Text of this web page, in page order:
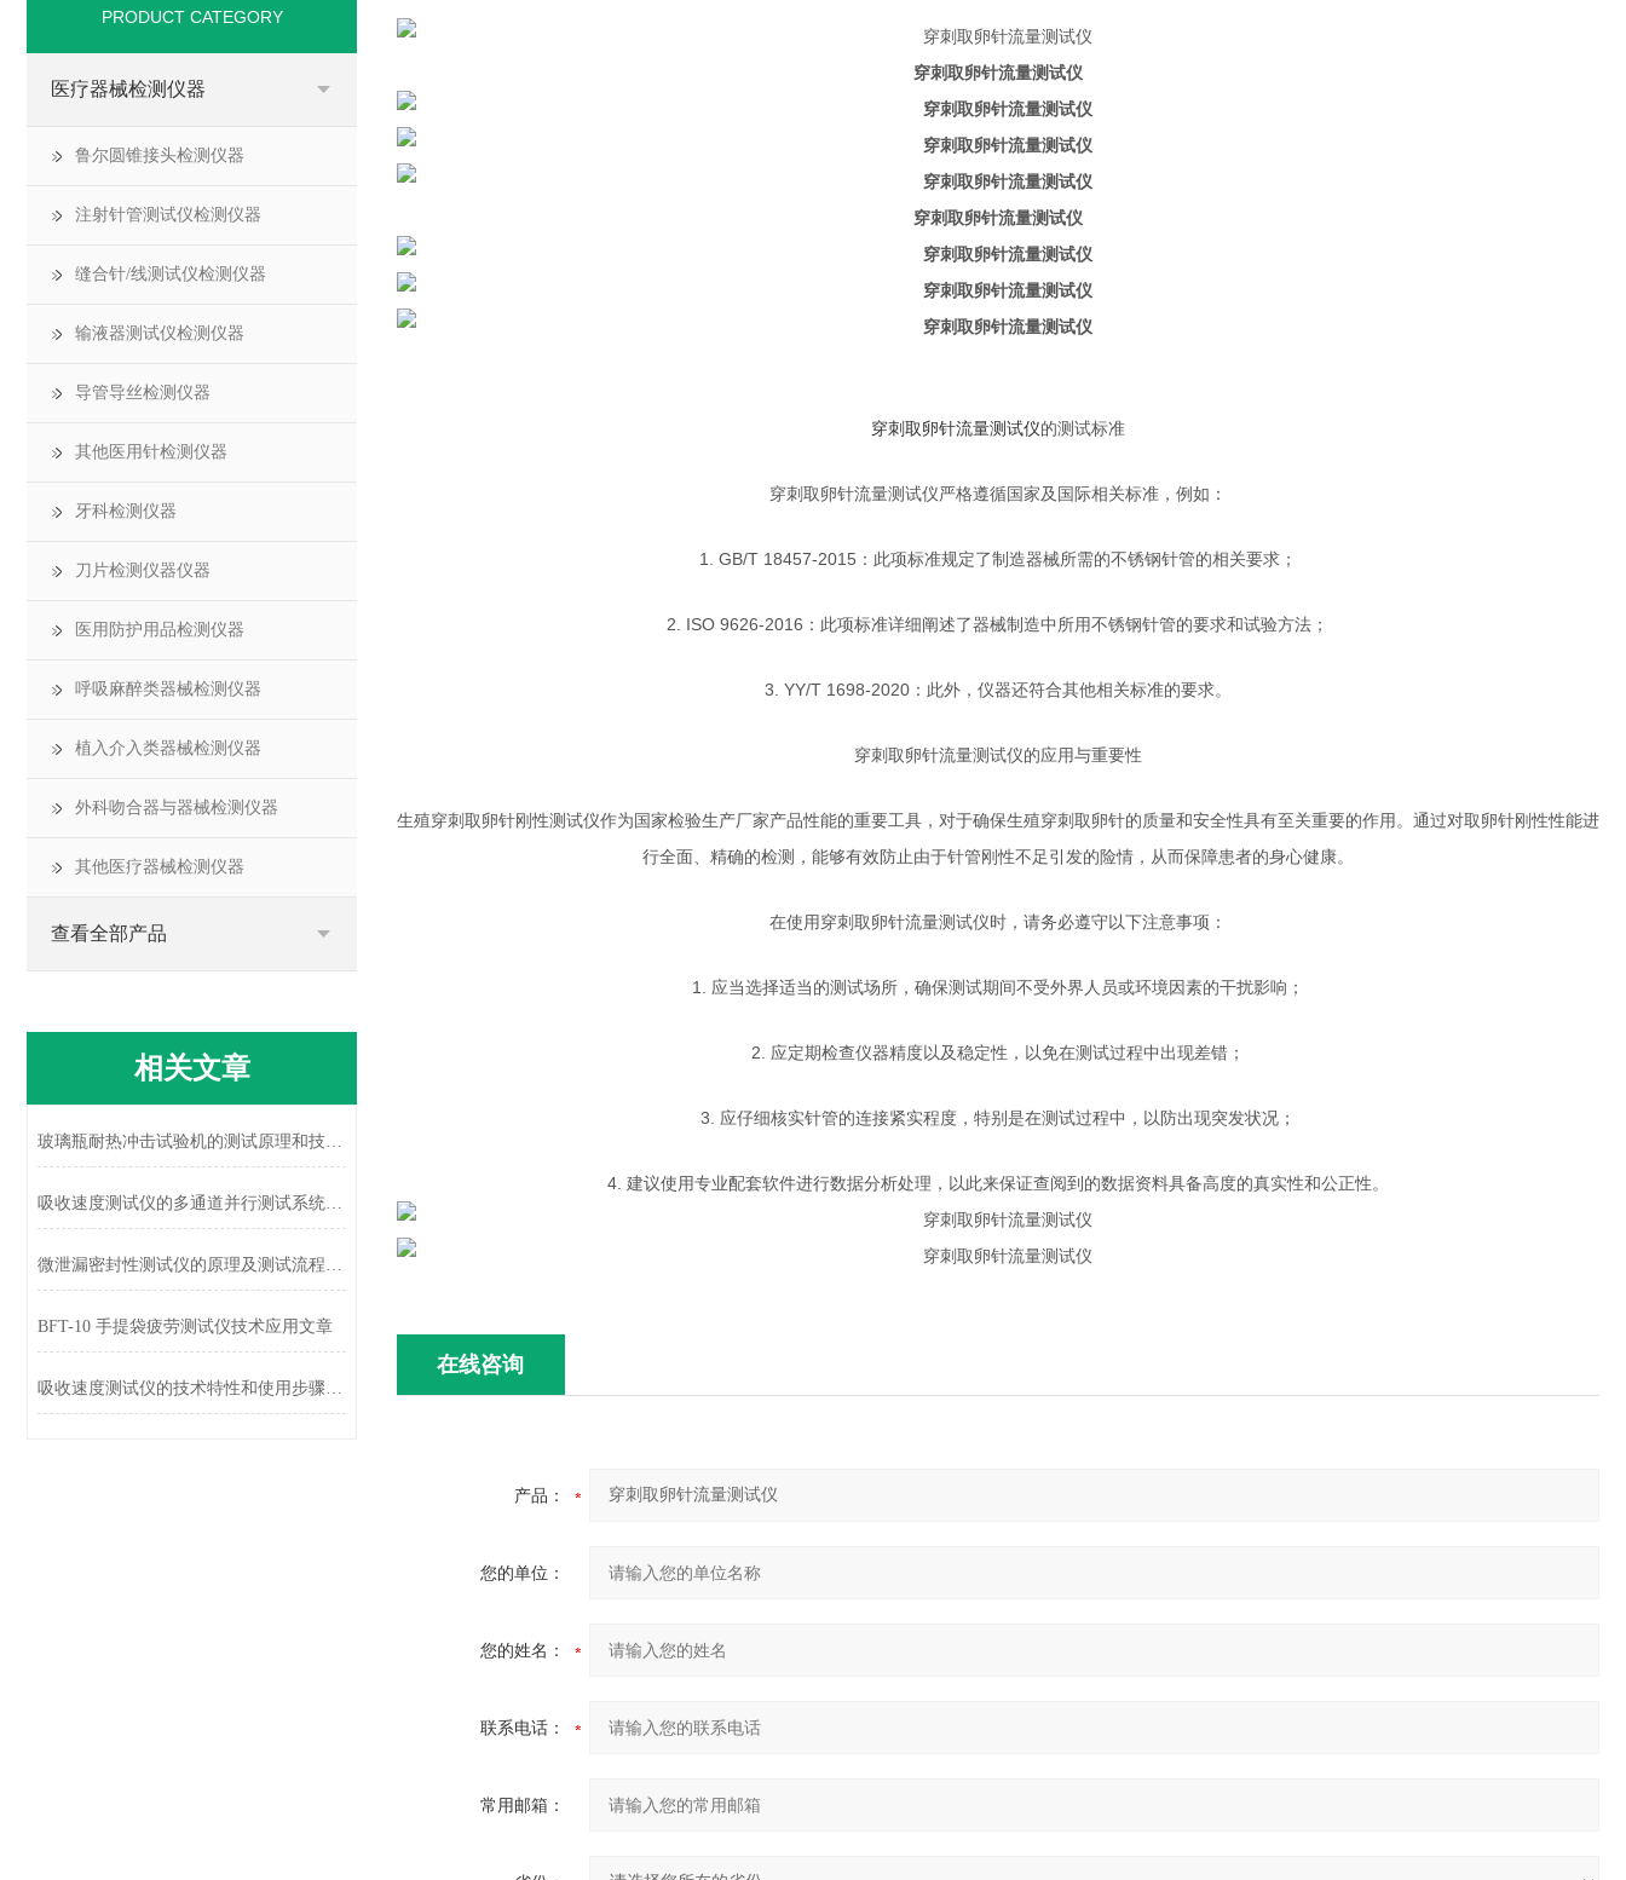
穿刺取卵针流量测试仪
穿刺取卵针流量测试仪
穿刺取卵针流量测试仪的测试标准
穿刺取卵针流量测试仪严格遵循国家及国际相关标准，例如：
1. GB/T 18457-2015：此项标准规定了制造器械所需的不锈钢针管的相关要求；
2. ISO 9626-2016：此项标准详细阐述了器械制造中所用不锈钢针管的要求和试验方法；
3. YY/T 1698-2020：此外，仪器还符合其他相关标准的要求。
穿刺取卵针流量测试仪的应用与重要性
生殖穿刺取卵针刚性测试仪作为国家检验生产厂家产品性能的重要工具，对于确保生殖穿刺取卵针的质量和安全性具有至关重要的作用。通过对取卵针刚性性能进
行全面、精确的检测，能够有效防止由于针管刚性不足引发的险情，从而保障患者的身心健康。
在使用穿刺取卵针流量测试仪时，请务必遵守以下注意事项：
1. 应当选择适当的测试场所，确保测试期间不受外界人员或环境因素的干扰影响；
2. 应定期检查仪器精度以及稳定性，以免在测试过程中出现差错；
3. 应仔细核实针管的连接紧实程度，特别是在测试过程中，以防出现突发状况；
4. 建议使用专业配套软件进行数据分析处理，以此来保证查阅到的数据资料具备高度的真实性和公正性。
在线咨询
产品：
您的单位：
您的姓名：
联系电话：
常用邮箱：
PRODUCT CATEGORY
医疗器械检测仪器
鲁尔圆锥接头检测仪器
注射针管测试仪检测仪器
缝合针/线测试仪检测仪器
输液器测试仪检测仪器
导管导丝检测仪器
其他医用针检测仪器
牙科检测仪器
刀片检测仪器仪器
医用防护用品检测仪器
呼吸麻醉类器械检测仪器
植入介入类器械检测仪器
外科吻合器与器械检测仪器
其他医疗器械检测仪器
查看全部产品
相关文章
玻璃瓶耐热冲击试验机的测试原理和技术特征概述
吸收速度测试仪的多通道并行测试系统设计
微泄漏密封性测试仪的原理及测试流程详解
BFT-10 手提袋疲劳测试仪技术应用文章
吸收速度测试仪的技术特性和使用步骤说明